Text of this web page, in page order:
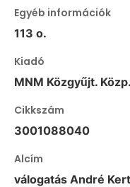
Egyéb információk
113 o.
Kiadó
MNM Közgyűjt. Közp.
Cikkszám
3001088040
Alcím
válogatás André